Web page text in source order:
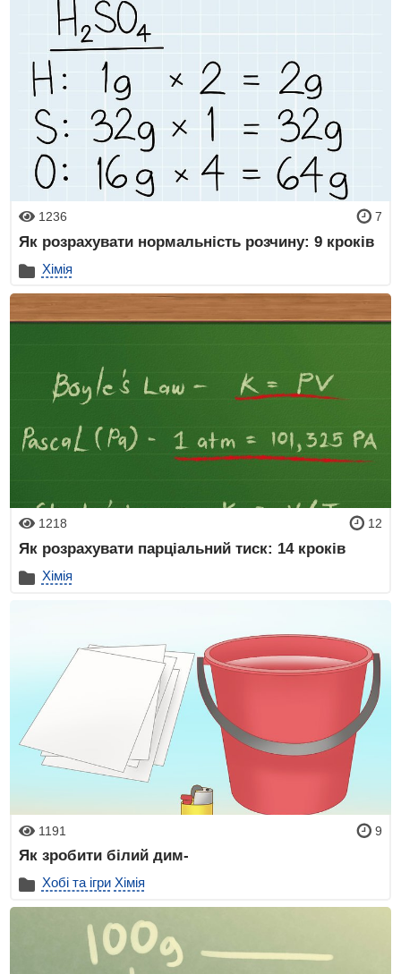
1236 7
Як розрахувати нормальність розчину: 9 кроків
Хімія
1218 12
Як розрахувати парціальний тиск: 14 кроків
Хімія
1191 9
Як зробити білий дим-
Хобі та ігри Хімія